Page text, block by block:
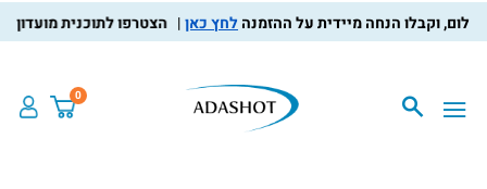
לחץ כאן הצטרפו לתוכנית מועדון
0